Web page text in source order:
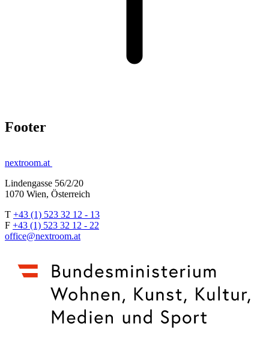
Footer
nextroom.at
Lindengasse 56/2/20
1070 Wien, Österreich
T +43 (1) 523 32 12 - 13
F +43 (1) 523 32 12 - 22
office@nextroom.at